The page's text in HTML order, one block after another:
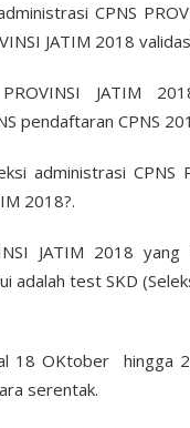
CPNS
JATIM 2018
JATIM
pendaftaran CPNS
administrasi CPNS
2018?.
JATIM 2018
adalah test SKD
18 OKtober hingga
serentak.